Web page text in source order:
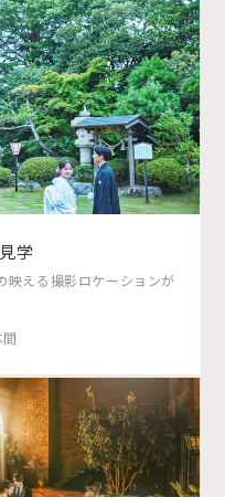
学
映える撮影ロケーションが
間